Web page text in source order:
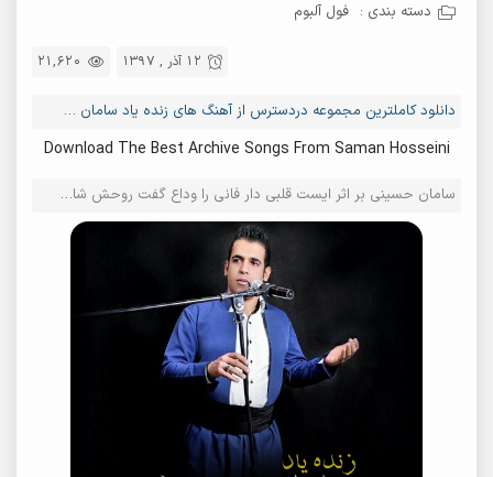
دسته بندی : فول آلبوم
21,620 12 آذر , 1397
دانلود کاملترین مجموعه دردسترس از آهنگ های زنده یاد سامان حسینی
Download The Best Archive Songs From Saman Hosseini
سامان حسینی بر اثر ایست قلبی دار فانی را وداع گفت روحش شاد و یادش گرامی